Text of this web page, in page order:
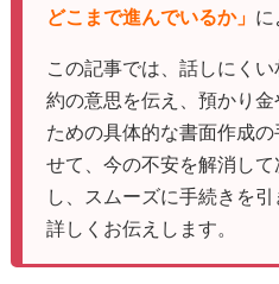
どこまで進んでいるか」 に
この記事では、話しにく
約の意思を伝え、預かり
ための具体的な書面作成
せて、今の不安を解消して
し、スムーズに手続きを
詳しくお伝えします。